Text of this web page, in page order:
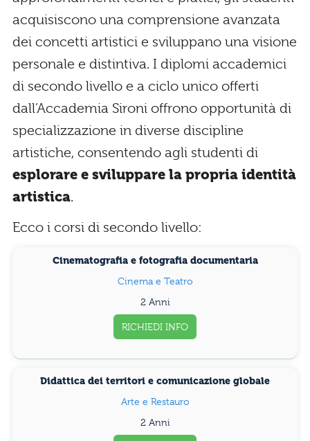
acquisiscono una comprensione avanzata
dei concetti artistici e sviluppano una visione
personale e distintiva. I diplomi accademici
di secondo livello e a ciclo unico offerti
dall’Accademia Sironi offrono opportunità di
specializzazione in diverse discipline
artistiche, consentendo agli studenti di
esplorare e sviluppare la propria identità
artistica.
Ecco i corsi di secondo livello:
Cinematografia e fotografia documentaria
Cinema e Teatro
2 Anni
RICHIEDI INFO
Didattica dei territori e comunicazione globale
Arte e Restauro
2 Anni